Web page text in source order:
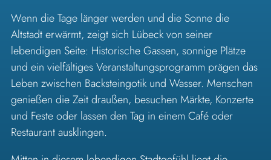
Wenn die Tage länger werden und die Sonne die
Altstadt erwärmt, zeigt sich Lübeck von seiner
lebendigen Seite: Historische Gassen, sonnige Plätze
und ein vielfältiges Veranstaltungsprogramm prägen das
Leben zwischen Backsteingotik und Wasser. Menschen
genießen die Zeit draußen, besuchen Märkte, Konzerte
und Feste oder lassen den Tag in einem Café oder
Restaurant ausklingen.